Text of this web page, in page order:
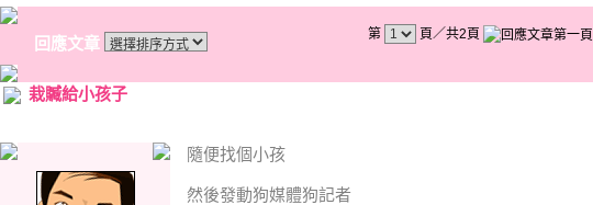
回應文章 第 頁／共2頁
栽贓給小孩子
隨便找個小孩
然後發動狗媒體狗記者